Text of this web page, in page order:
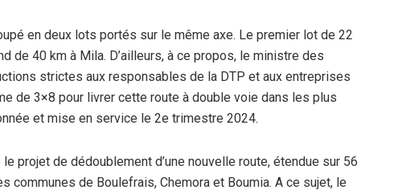
en deux lots portés sur le même axe. Le premier lot de 22
de 40 km à Mila. D’ailleurs, à ce propos, le ministre des
strictes aux responsables de la DTP et aux entreprises
de 3×8 pour livrer cette route à double voie dans les plus
et mise en service le 2e trimestre 2024.
projet de dédoublement d’une nouvelle route, étendue sur 56
communes de Boulefrais, Chemora et Boumia. A ce sujet, le